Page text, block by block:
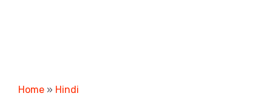
Home » Hindi